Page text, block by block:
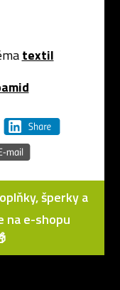
textil
šperky a
na e-shopu